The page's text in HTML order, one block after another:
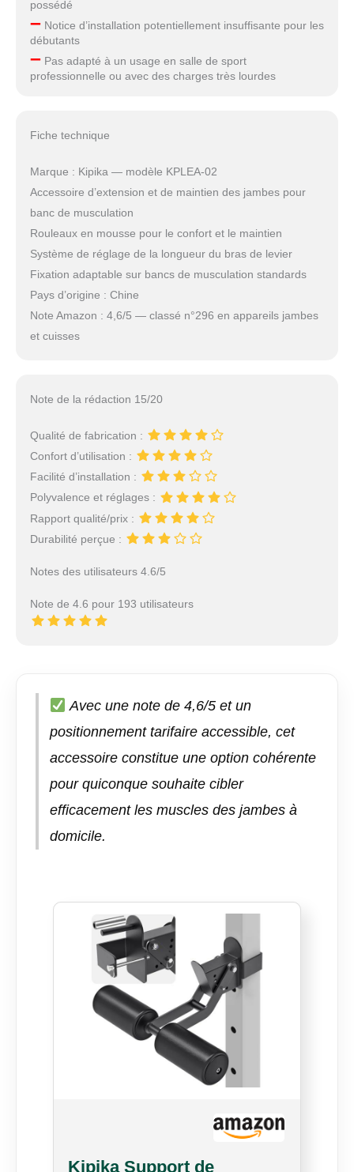
possédé
–Notice d’installation potentiellement insuffisante pour les
débutants
–Pas adapté à un usage en salle de sport
professionnelle ou avec des charges très lourdes
Fiche technique
Marque : Kipika — modèle KPLEA-02
Accessoire d’extension et de maintien des jambes pour
banc de musculation
Rouleaux en mousse pour le confort et le maintien
Système de réglage de la longueur du bras de levier
Fixation adaptable sur bancs de musculation standards
Pays d’origine : Chine
Note Amazon : 4,6/5 — classé n°296 en appareils jambes
et cuisses
Note de la rédaction 15/20
Qualité de fabrication :
Confort d’utilisation :
Facilité d’installation :
Polyvalence et réglages :
Rapport qualité/prix :
Durabilité perçue :
Notes des utilisateurs 4.6/5
Note de 4.6 pour 193 utilisateurs
Avec une note de 4,6/5 et un
positionnement tarifaire accessible, cet
accessoire constitue une option cohérente
pour quiconque souhaite cibler
efficacement les muscles des jambes à
domicile.
Kipika Support de